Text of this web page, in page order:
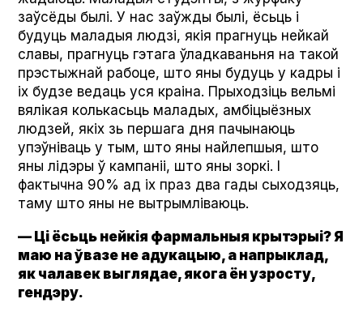
заўсёды былі. У нас заўжды былі, ёсьць і
будуць маладыя людзі, якія прагнуць нейкай
славы, прагнуць гэтага ўладкаваньня на такой
прэстыжнай рабоце, што яны будуць у кадры і
іх будзе ведаць уся краіна. Прыходзіць вельмі
вялікая колькасьць маладых, амбіцыёзных
людзей, якіх зь першага дня пачынаюць
упэўніваць у тым, што яны найлепшыя, што
яны лідэры ў кампаніі, што яны зоркі. І
фактычна 90% ад іх праз два гады сыходзяць,
таму што яны не вытрымліваюць.
— Ці ёсьць нейкія фармальныя крытэрыі? Я
маю на ўвазе не адукацыю, а напрыклад,
як чалавек выглядае, якога ён узросту,
гендэру.